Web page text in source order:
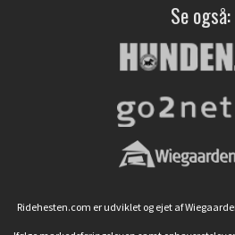
Se også:
Ridehesten.com er udviklet og ejet af